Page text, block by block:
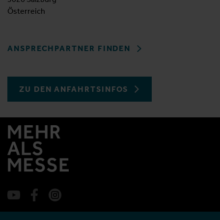
Österreich
ANSPRECHPARTNER FINDEN
ZU DEN ANFAHRTSINFOS